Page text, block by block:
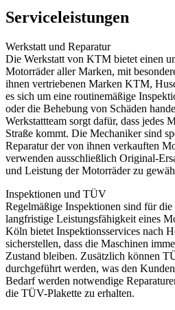
Serviceleistungen
Werkstatt und Reparatur
Die Werkstatt von KTM bietet einen
Motorräder aller Marken, mit
ihnen vertriebenen Marken KTM,
es sich um eine routinemäßige
oder die Behebung von Schäden
Werkstattteam sorgt dafür, dass jedes
Straße kommt. Die Mechaniker sind
Reparatur der von ihnen verkauften
verwenden ausschließlich Original-
und Leistung der Motorräder zu
Inspektionen und TÜV
Regelmäßige Inspektionen sind für
langfristige Leistungsfähigkeit eines
Köln bietet Inspektionsservices nach
sicherstellen, dass die Maschinen
Zustand bleiben. Zusätzlich können
durchgeführt werden, was den
Bedarf werden notwendige
die TÜV-Plakette zu erhalten.